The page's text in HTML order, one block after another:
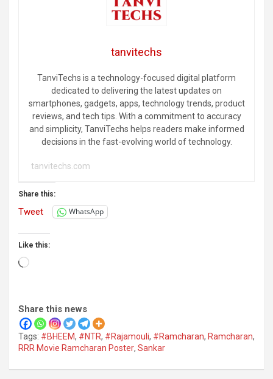
tanvitechs
TanviTechs is a technology-focused digital platform
dedicated to delivering the latest updates on
smartphones, gadgets, apps, technology trends, product
reviews, and tech tips. With a commitment to accuracy
and simplicity, TanviTechs helps readers make informed
decisions in the fast-evolving world of technology.
tanvitechs.com
Share this:
Tweet WhatsApp
Like this:
Loading…
Share this news
Tags: #BHEEM, #NTR, #Rajamouli, #Ramcharan, Ramcharan,
RRR Movie Ramcharan Poster, Sankar